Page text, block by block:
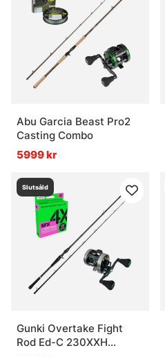
Abu Garcia Beast Pro2
Casting Combo
5999 kr
Slutsåld
Gunki Overtake Fight
Rod Ed-C 230XXH